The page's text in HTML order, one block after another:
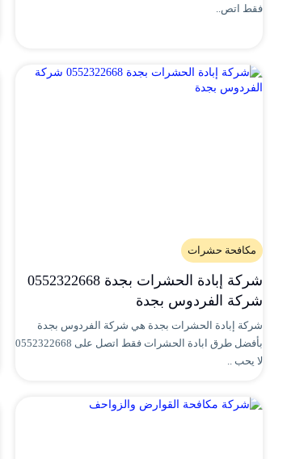
فقط اتص..
مكافحة حشرات
شركة إبادة الحشرات بجدة 0552322668
شركة الفردوس بجدة
شركة إبادة الحشرات بجدة هي شركة الفردوس بجدة
بأفضل طرق ابادة الحشرات فقط اتصل على 0552322668
لا يحب ..